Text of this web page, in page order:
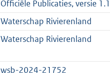
r
o
o
t
g
r
o
t
Officiële Publicaties, versie 1.1
Waterschap Rivierenland
Waterschap Rivierenland
wsb-2024-21752